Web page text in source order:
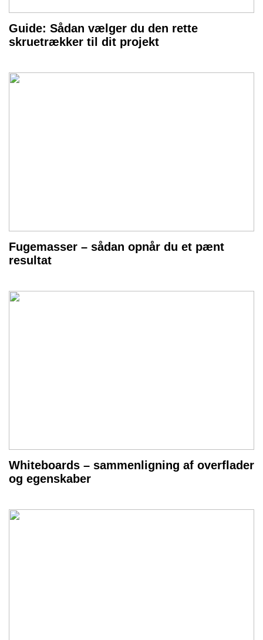
Guide: Sådan vælger du den rette
skruetrækker til dit projekt
Fugemasser – sådan opnår du et pænt
resultat
Whiteboards – sammenligning af overflader
og egenskaber